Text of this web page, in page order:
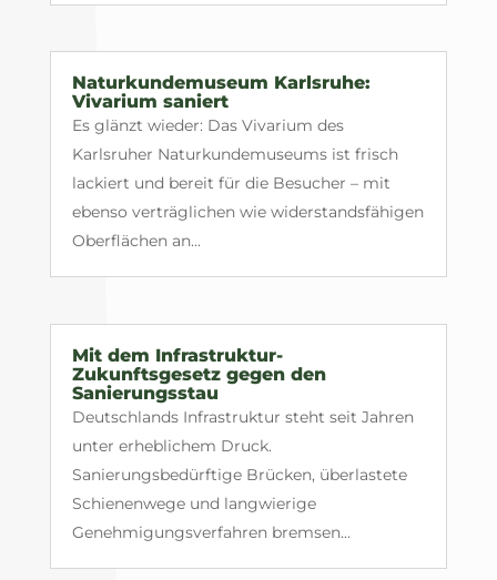
Naturkundemuseum Karlsruhe:
Vivarium saniert
Es glänzt wieder: Das Vivarium des
Karlsruher Naturkundemuseums ist frisch
lackiert und bereit für die Besucher – mit
ebenso verträglichen wie widerstandsfähigen
Oberflächen an...
Mit dem Infrastruktur-
Zukunftsgesetz gegen den
Sanierungsstau
Deutschlands Infrastruktur steht seit Jahren
unter erheblichem Druck.
Sanierungsbedürftige Brücken, überlastete
Schienenwege und langwierige
Genehmigungsverfahren bremsen...